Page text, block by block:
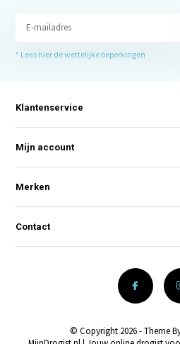
* Lees hier de wettelijke beperkingen
Klantenservice
Mijn account
Merken
Contact
© Copyright 2026 - Theme